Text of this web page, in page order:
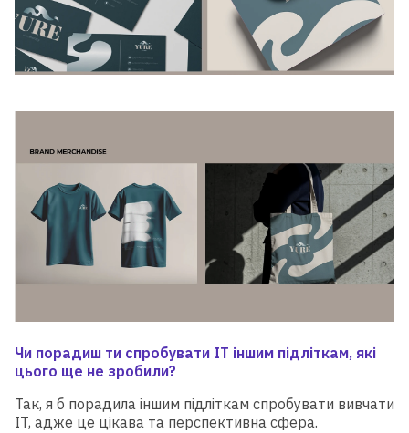
Чи порадиш ти спробувати ІТ іншим підліткам, які
цього ще не зробили?
Так, я б порадила іншим підліткам спробувати вивчати
IT, адже це цікава та перспективна сфера.